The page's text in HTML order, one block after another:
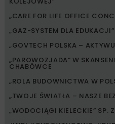
„CARE FOR LIFE OFFICE
„GAZ-SYSTEM DLA EDUKACJI”
„GOVTECH POLSKA –
„PAROWOZJADA” W
CHABÓWCE
„ROLA BUDOWNICTWA W
„TWOJE ŚWIATŁA – NASZE
„WODOCIĄGI KIELECKIE” SP.